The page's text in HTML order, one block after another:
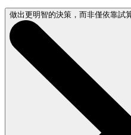
做出更明智的決策，而非僅依靠試